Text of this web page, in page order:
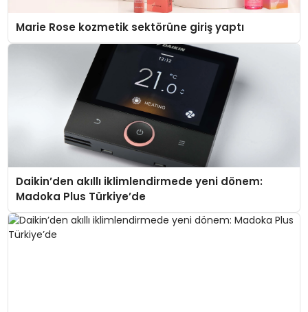
Marie Rose kozmetik sektörüne giriş yaptı
Daikin’den akıllı iklimlendirmede yeni dönem:
Madoka Plus Türkiye’de